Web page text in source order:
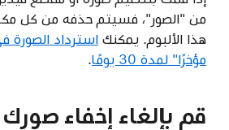
من "الصور"، فسيتم حذفه من كل
هذا الألبوم. يمكنك استرداد الصورة
مؤخرًا" لمدة 30 يومًا
.
قم بإلغاء إخفاء صورك